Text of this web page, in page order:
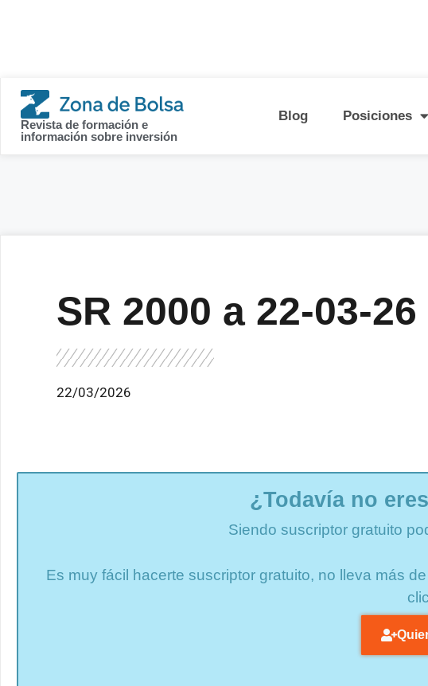
Revista de formación e
información sobre inversión
Blog Posiciones
SR 2000 a 22-03-26
22/03/2026
¿Todavía no
Siendo suscriptor gratuito
Es muy fácil hacerte suscriptor gratuito, no lleva más